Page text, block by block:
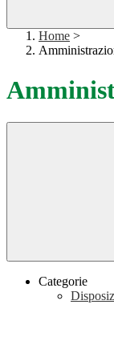
Home >
Categorie